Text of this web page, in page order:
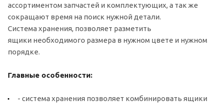
ассортиментом запчастей и комплектующих, а так же
сокращают время на поиск нужной детали.
Система хранения, позволяет разметить
ящики необходимого размера в нужном цвете и нужном
порядке.
Главные особенности:
- система хранения позволяет комбинировать ящики